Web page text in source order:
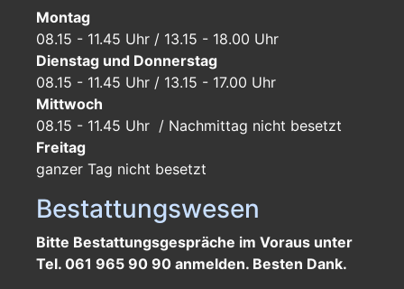
Montag
08.15 - 11.45 Uhr / 13.15 - 18.00 Uhr
Dienstag und Donnerstag
08.15 - 11.45 Uhr / 13.15 - 17.00 Uhr
Mittwoch
08.15 - 11.45 Uhr / Nachmittag nicht besetzt
Freitag
ganzer Tag nicht besetzt
Bestattungswesen
Bitte Bestattungsgespräche im Voraus unter
Tel. 061 965 90 90 anmelden. Besten Dank.